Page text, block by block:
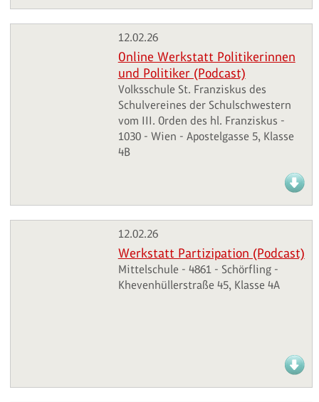
12.02.26
Online Werkstatt Politikerinnen
und Politiker (Podcast)
Volksschule St. Franziskus des
Schulvereines der Schulschwestern
vom III. Orden des hl. Franziskus -
1030 - Wien - Apostelgasse 5, Klasse
4B
12.02.26
Werkstatt Partizipation (Podcast)
Mittelschule - 4861 - Schörfling -
Khevenhüllerstraße 45, Klasse 4A